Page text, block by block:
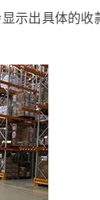
示出具体的